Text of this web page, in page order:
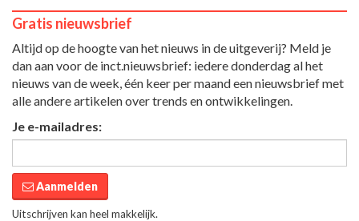
Gratis nieuwsbrief
Altijd op de hoogte van het nieuws in de uitgeverij? Meld je
dan aan voor de inct.nieuwsbrief: iedere donderdag al het
nieuws van de week, één keer per maand een nieuwsbrief met
alle andere artikelen over trends en ontwikkelingen.
Je e-mailadres:
Aanmelden
Uitschrijven kan heel makkelijk.